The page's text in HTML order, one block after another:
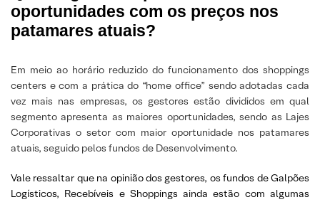
oportunidades com os preços nos
patamares atuais?
Em meio ao horário reduzido do funcionamento dos shoppings
centers e com a prática do “home office” sendo adotadas cada
vez mais nas empresas, os gestores estão divididos em qual
segmento apresenta as maiores oportunidades, sendo as Lajes
Corporativas o setor com maior oportunidade nos patamares
atuais, seguido pelos fundos de Desenvolvimento.
Vale ressaltar que na opinião dos gestores, os fundos de Galpões
Logísticos, Recebíveis e Shoppings ainda estão com algumas